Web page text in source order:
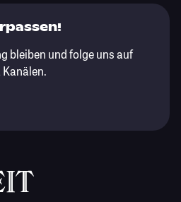
bleiben und folge uns auf